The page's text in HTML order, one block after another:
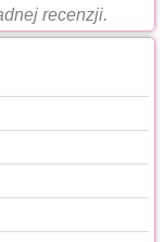
recenzji.